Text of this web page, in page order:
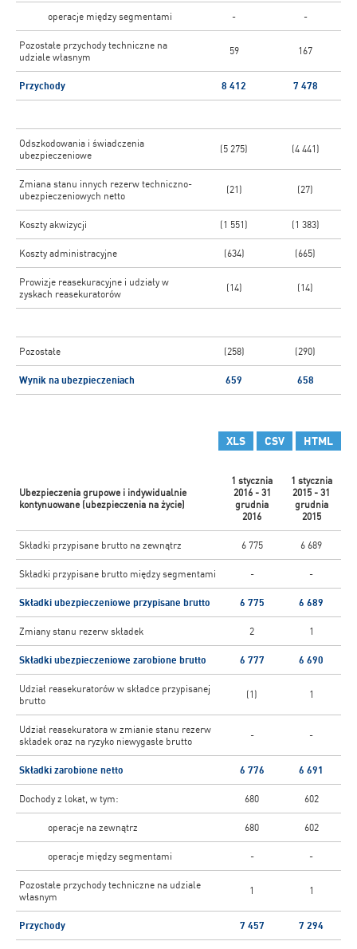
operacje między segmentami - -
Pozostałe przychody techniczne na
udziale własnym
59 167
Przychody 8 412 7 478
Odszkodowania i świadczenia
ubezpieczeniowe
(5 275) (4 441)
Zmiana stanu innych rezerw techniczno-
ubezpieczeniowych netto
(21) (27)
Koszty akwizycji (1 551) (1 383)
Koszty administracyjne (634) (665)
Prowizje reasekuracyjne i udziały w
zyskach reasekuratorów
(14) (14)
Pozostałe (258) (290)
Wynik na ubezpieczeniach 659 658
XLS CSV HTML
Ubezpieczenia grupowe i indywidualnie
kontynuowane (ubezpieczenia na życie)
1 stycznia
2016 - 31
grudnia
2016
1 stycznia
2015 - 31
grudnia
2015
Składki przypisane brutto na zewnątrz 6 775 6 689
Składki przypisane brutto między segmentami - -
Składki ubezpieczeniowe przypisane brutto 6 775 6 689
Zmiany stanu rezerw składek 2 1
Składki ubezpieczeniowe zarobione brutto 6 777 6 690
Udział reasekuratorów w składce przypisanej
brutto
(1) 1
Udział reasekuratora w zmianie stanu rezerw
składek oraz na ryzyko niewygasłe brutto
- -
Składki zarobione netto 6 776 6 691
Dochody z lokat, w tym: 680 602
operacje na zewnątrz 680 602
operacje między segmentami - -
Pozostałe przychody techniczne na udziale
własnym
1 1
Przychody 7 457 7 294